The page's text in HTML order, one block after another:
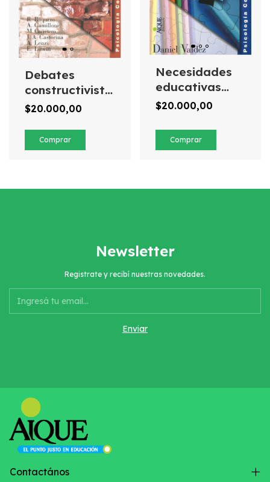
Debates
constructivistas,
de Ricardo
$20.000,00
Necesidades
educativas
especiales en
desarrollo
$20.000,00
Newsletter
Registrate y recibí nuestras novedades.
Contactános